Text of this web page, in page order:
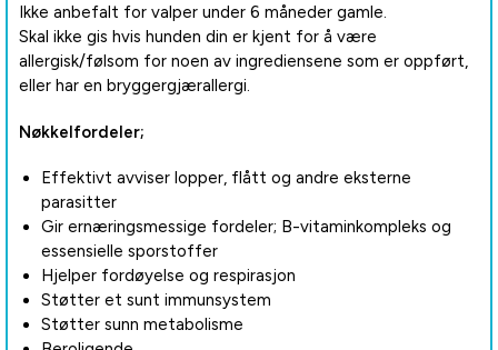
Ikke anbefalt for valper under 6 måneder gamle.
Skal ikke gis hvis hunden din er kjent for å være
allergisk/følsom for noen av ingrediensene som er oppført,
eller har en bryggergjærallergi.
Nøkkelfordeler;
Effektivt avviser lopper, flått og andre eksterne
parasitter
Gir ernæringsmessige fordeler; B-vitaminkompleks og
essensielle sporstoffer
Hjelper fordøyelse og respirasjon
Støtter et sunt immunsystem
Støtter sunn metabolisme